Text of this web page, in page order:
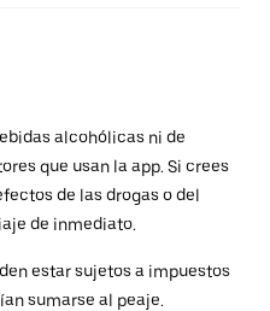
alcohólicas ni de
que usan la app. Si crees
de las drogas o del
de inmediato.
estar sujetos a impuestos
sumarse al peaje.